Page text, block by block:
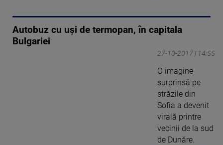
Autobuz cu uşi de termopan, în capitala
Bulgariei
27-10-2017 | 14:55
O imagine
surprinsă pe
străzile din
Sofia a devenit
virală printre
vecinii de la sud
de Dunăre.